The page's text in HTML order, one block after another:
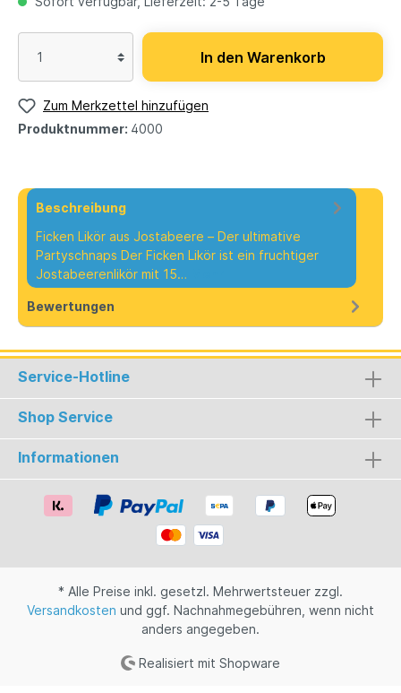
In den Warenkorb
Zum Merkzettel hinzufügen
Produktnummer: 4000
Beschreibung
Ficken Likör aus Jostabeere – Der ultimative
Partyschnaps Der Ficken Likör ist ein fruchtiger
Jostabeerenlikör mit 15…
Bewertungen
Service-Hotline
Shop Service
Informationen
* Alle Preise inkl. gesetzl. Mehrwertsteuer zzgl.
Versandkosten und ggf. Nachnahmegebühren, wenn nicht
anders angegeben.
Realisiert mit Shopware